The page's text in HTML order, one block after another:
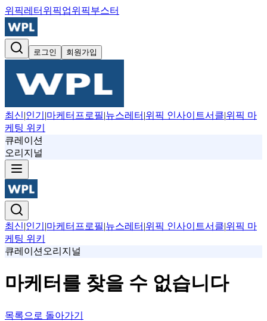
위픽레터 위픽업위픽부스터
로그인 회원가입
최신|인기 |마케터프로필|뉴스레터 |위픽 인사이트서클|위픽 마
케팅 위키
큐레이션
오리지널
최신|인기 |마케터프로필|뉴스레터 |위픽 인사이트서클|위픽 마
케팅 위키
큐레이션 오리지널
마케터를 찾을 수 없습니다
목록으로 돌아가기